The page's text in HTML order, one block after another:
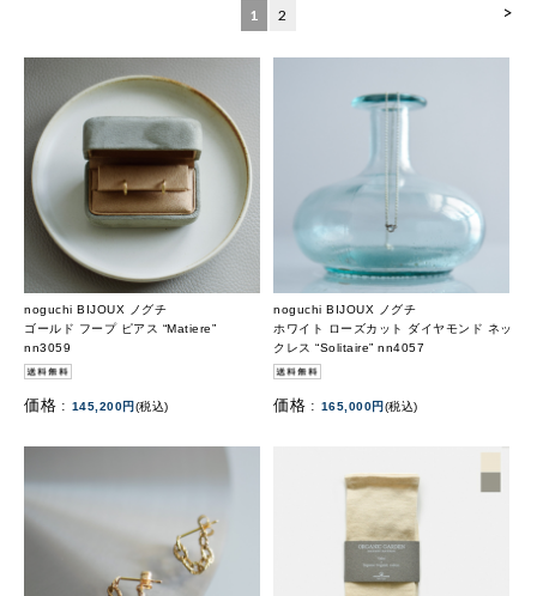
>
1 2
noguchi BIJOUX ノグチ
ゴールド フープ ピアス “Matiere”
nn3059
価格 : 145,200円(税込)
noguchi BIJOUX ノグチ
ホワイト ローズカット ダイヤモンド ネッ
クレス “Solitaire” nn4057
価格 : 165,000円(税込)